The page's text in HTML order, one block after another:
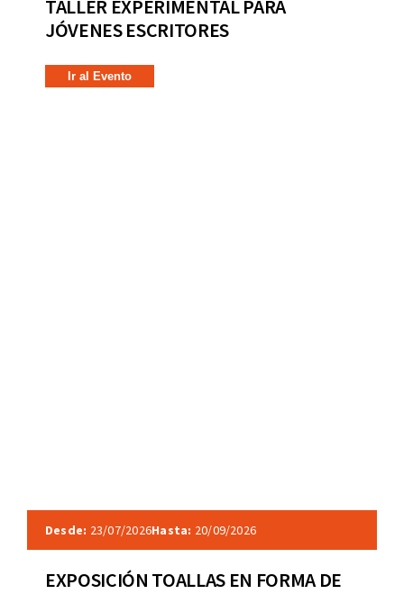
TALLER EXPERIMENTAL PARA
JÓVENES ESCRITORES
Ir al Evento
Desde: 23/07/2026Hasta: 20/09/2026
EXPOSICIÓN TOALLAS EN FORMA DE